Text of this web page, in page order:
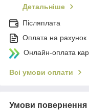
Детальніше
Післяплата
Оплата на рахунок
Онлайн-оплата
Всі умови оплати
Умови повернення